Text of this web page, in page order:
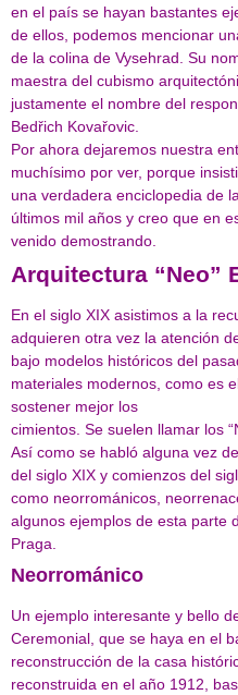
en el país se hayan bastantes
de ellos, podemos mencionar
de la colina de Vysehrad. Su
maestra del cubismo
justamente el nombre del
Bedřich Kovařovic.
Por ahora dejaremos nuestra
muchísimo por ver, porque
una verdadera enciclopedia de
últimos mil años y creo que en
venido demostrando.
Arquitectura “Neo”
En el siglo XIX asistimos a la
adquieren otra vez la atención
bajo modelos históricos del
materiales modernos, como es
sostener mejor los
cimientos. Se suelen llamar los
Así como se habló alguna vez
del siglo XIX y comienzos del
como neorrománicos,
algunos ejemplos de esta parte
Praga.
Neorrománico
Un ejemplo interesante y bello
Ceremonial, que se haya en el
reconstrucción de la casa
reconstruida en el año 1912,